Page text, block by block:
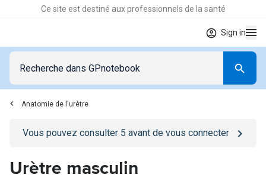
Ce site est destiné aux professionnels de la santé
Sign in
Anatomie de l'urètre
Go to/se-connecterpage
Vous pouvez consulter 5 avant de vous connecter
Urètre masculin